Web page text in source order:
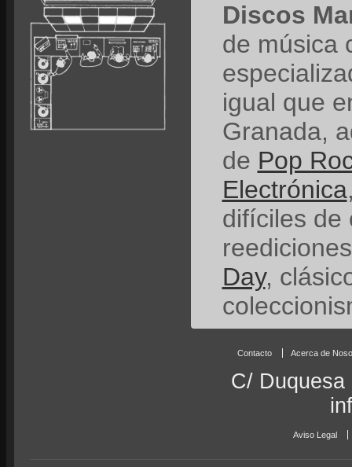
Discos
de música
igual que
Granada,
de Pop
Electrónica
difíciles de
Day,
Contacto Acerca de
C/ Duquesa
Aviso Legal